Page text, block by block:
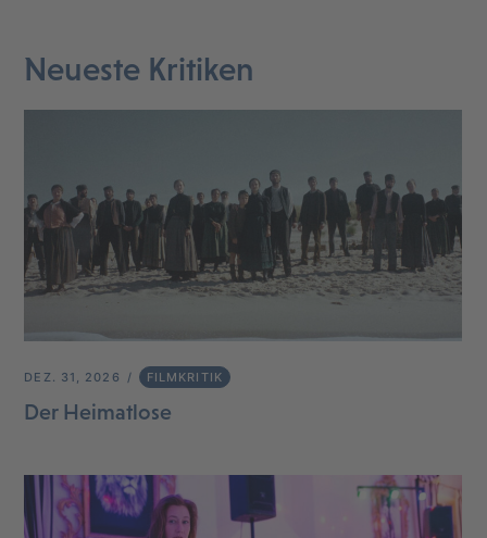
Neueste Kritiken
DEZ. 31, 2026 FILMKRITIK
Der Heimatlose